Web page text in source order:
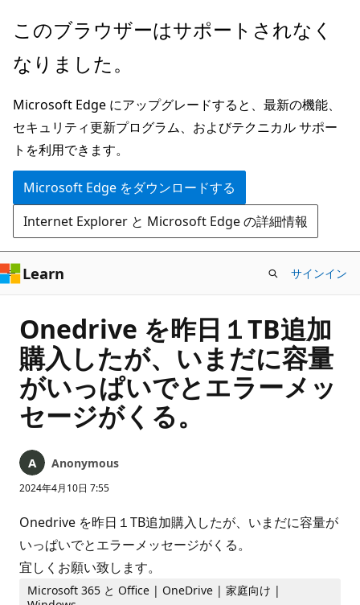
メ
ン
ン
テ
ン
ツ
に
ス
キ
ッ
プ
このブラウザーはサポートされなく
なりました。
Microsoft Edge にアップグレードすると、最新の機能、
セキュリティ更新プログラム、およびテクニカル サポー
トを利用できます。
Microsoft Edge をダウンロードする
Internet Explorer と Microsoft Edge の詳細情報
Learn サインイン
Onedrive を昨日１TB追加
購入したが、いまだに容量
がいっぱいでとエラーメッ
セージがくる。
Anonymous
2024年4月10日 7:55
Onedrive を昨日１TB追加購入したが、いまだに容量が
いっぱいでとエラーメッセージがくる。
宜しくお願い致します。
Microsoft 365 と Office | OneDrive | 家庭向け |